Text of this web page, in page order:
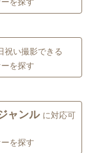
を探す
祝い撮影できる
を探す
ャンル に対応可
を探す